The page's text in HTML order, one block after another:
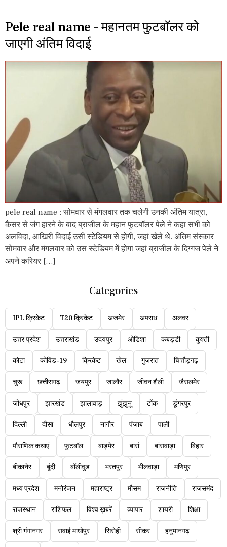
Pele real name – महानतम फुटबॉलर को
जाएगी अंतिम विदाई
pele real name : सोमवार से मंगलवार तक चलेगी उनकी अंतिम यात्रा,
कैंसर से जंग हारने के बाद ब्राजील के महान फुटबॉलर पेले ने कहा सभी को
अलविदा, आखिरी विदाई उसी स्टेडियम से होगी, जहां खेले थे. अंतिम संस्कार
सोमवार और मंगलवार को उस स्टेडियम में होगा जहां ब्राजील के दिग्गज पेले ने
अपने करियर […]
Categories
IPL क्रिकेट T20 क्रिकेट अजमेर अपराध अलवर
उत्तर प्रदेश उत्तराखंड उदयपुर ओडिशा कबड्डी कुश्ती
कोटा कोविड-19 क्रिकेट खेल गुजरात चित्तौड़गढ़
चुरू छत्तीसगढ़ जयपुर जालौर जीवन शैली जैसलमेर
जोधपुर झारखंड झालावाड़ झुंझुनू टोंक डूंगरपुर
दिल्ली दौसा धौलपुर नागौर पंजाब पाली
पौराणिक कथाएं फुटबॉल बाड़मेर बारां बांसवाड़ा बिहार
बीकानेर बूंदी बॉलीवुड भरतपुर भीलवाड़ा मणिपुर
मध्य प्रदेश मनोरंजन महाराष्ट्र मौसम राजनीति राजसमंद
राजस्थान राशिफल विश्व ख़बरें व्यापार शायरी शिक्षा
श्री गंगानगर सवाई माधोपुर सिरोही सीकर हनुमानगढ़